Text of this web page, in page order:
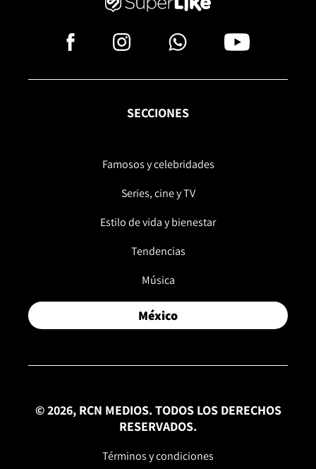
SECCIONES
Famosos y celebridades
Series, cine y TV
Estilo de vida y bienestar
Tendencias
Música
México
© 2026, RCN MEDIOS. TODOS LOS DERECHOS
RESERVADOS.
Términos y condiciones